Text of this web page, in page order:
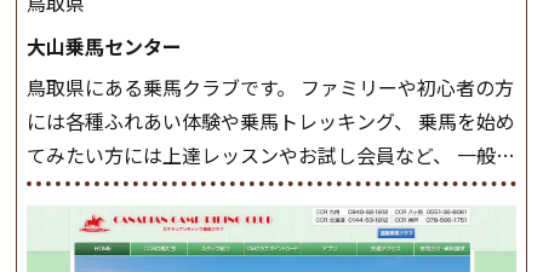
しょう。 ステップクラス ホップクラスまでに練習した
まとめをします。 三種歩法をマスターし、ワンランク上
の扶助操作や誘導方法を身につけましょう。 注意事項
◆馬場使用状況により、使用する馬場はこちらで決定い
たしますのでご了承ください ◆基本は雨天決行です
が、落雷・強風等のより、安全上急遽中止させていただ
く場合がございます。 ◆三木ホースランドパークの協議
大山乗馬センター
鳥取県にある乗馬クラブです。 ファミリーや初心者の方
には各種ふれあい体験や乗馬トレッキング、 乗馬を始め
てみたい方には上達レッスンやお試し会員など、 一般の
方に幅広くお楽しみいただける施設を目指しています。
また、お手軽（低価格）に会員になったり自分の馬を持
つことのできる乗馬クラブでもあり、 健康や趣味、スポ